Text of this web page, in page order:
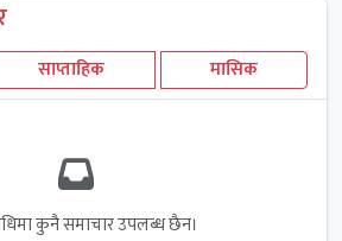
साप्ताहिक मासिक
कुनै समाचार उपलब्ध छैन।